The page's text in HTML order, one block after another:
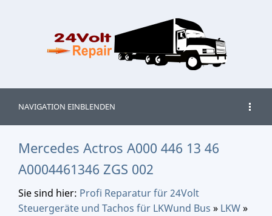
NAVIGATION EINBLENDEN
Mercedes Actros A000 446 13 46
A0004461346 ZGS 002
Sie sind hier: Profi Reparatur für 24Volt
Steuergeräte und Tachos für LKWund Bus » LKW»